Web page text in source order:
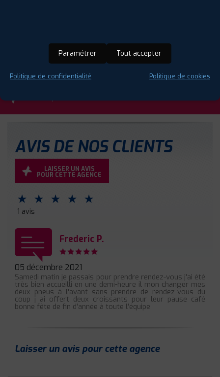
Diagnostic visuel offert (33 points de contrôle)
AVIS DE NOS CLIENTS
LAISSER UN AVIS
POUR CETTE AGENCE
⋆ ⋆ ⋆ ⋆ ⋆
1 avis
Frederic P.
05 décembre 2021
Samedi matin je passais pour prendre rendez-vous j'ai été
très bien accueilli en une demi-heure il mon changer mes
deux pneus à l'avant sans prendre de rendez-vous du
coup j ai offert deux croissants pour leur pause café
bonne fête de fin d'année à toute l'équipe
Laisser un avis pour cette agence
Paramétrer Tout accepter
Politique de confidentialité Politique de cookies